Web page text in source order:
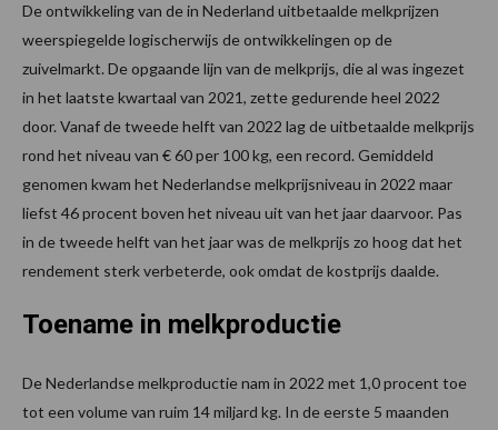
De ontwikkeling van de in Nederland uitbetaalde melkprijzen
weerspiegelde logischerwijs de ontwikkelingen op de
zuivelmarkt. De opgaande lijn van de melkprijs, die al was ingezet
in het laatste kwartaal van 2021, zette gedurende heel 2022
door. Vanaf de tweede helft van 2022 lag de uitbetaalde melkprijs
rond het niveau van € 60 per 100 kg, een record. Gemiddeld
genomen kwam het Nederlandse melkprijsniveau in 2022 maar
liefst 46 procent boven het niveau uit van het jaar daarvoor. Pas
in de tweede helft van het jaar was de melkprijs zo hoog dat het
rendement sterk verbeterde, ook omdat de kostprijs daalde.
Toename in melkproductie
De Nederlandse melkproductie nam in 2022 met 1,0 procent toe
tot een volume van ruim 14 miljard kg. In de eerste 5 maanden